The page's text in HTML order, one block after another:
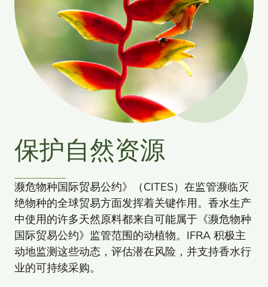
保护自然资源
濒危物种国际贸易公约》（CITES）在监管濒临灭
绝物种的全球贸易方面发挥着关键作用。香水生产
中使用的许多天然原料都来自可能属于《濒危物种
国际贸易公约》监管范围的动植物。 IFRA 积极主
动地监测这些动态，评估潜在风险，并支持香水行
业的可持续采购。